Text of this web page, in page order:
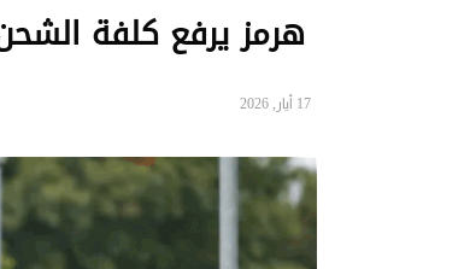
هرمز يرفع كلفة
17 أيار, 2026